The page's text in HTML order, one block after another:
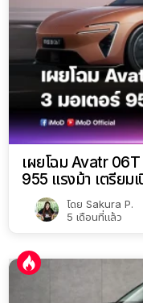
เผยโฉม Avatr
955 แรงม้า เตรียม
โดย Sakura P.
5 เดือนที่แล้ว